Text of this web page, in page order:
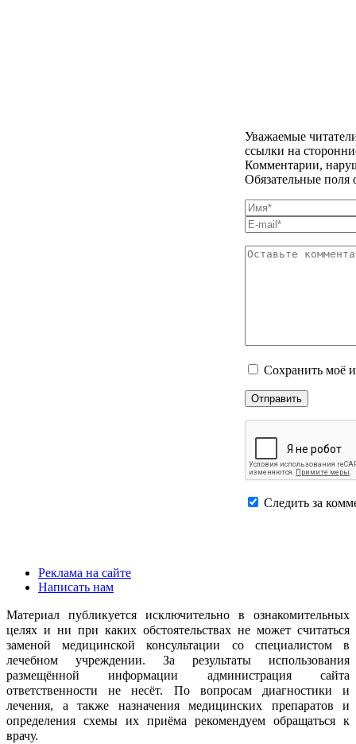
Уважаемые
ссылки на
Комментарии,
Обязательные поля
Сохранить моё
Следить за
Реклама на сайте
Написать нам
Материал публикуется исключительно в ознакомительных
целях и ни при каких обстоятельствах не может считаться
заменой медицинской консультации со специалистом в
лечебном учреждении. За результаты использования
размещённой информации администрация сайта
ответственности не несёт. По вопросам диагностики и
лечения, а также назначения медицинских препаратов и
определения схемы их приёма рекомендуем обращаться к
врачу.